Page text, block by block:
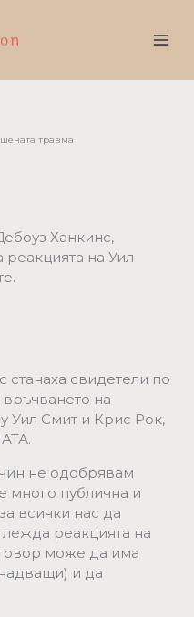
травма
Ханкинс,
реакцията на Уил
станаха свидетели по
на
Уил Смит и Крис Рок,
не одобрявам
много публична и
всички нас да
реакцията на
може да има
и да